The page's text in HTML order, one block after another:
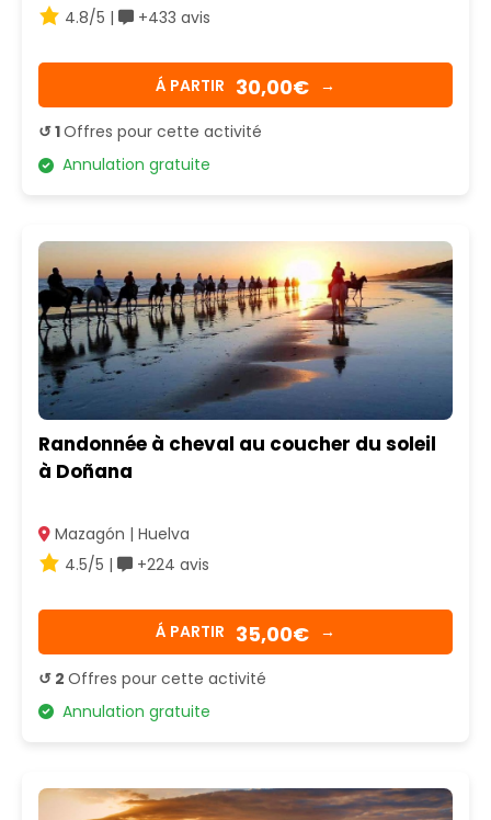
4.8/5 |
+433 avis
Á PARTIR 30,00€ →
↺ 1Offres pour cette activité
Annulation gratuite
Randonnée à cheval au coucher du soleil
à Doñana
Mazagón | Huelva
4.5/5 |
+224 avis
Á PARTIR 35,00€ →
↺ 2 Offres pour cette activité
Annulation gratuite